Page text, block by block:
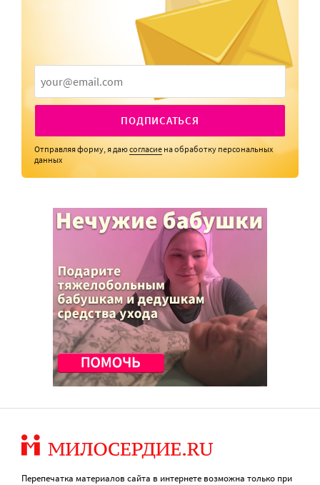
ПОДПИСАТЬСЯ
Отправляя форму, я даюсогласие на обработку персональных
данных
Перепечатка материалов сайта в интернете возможна только при